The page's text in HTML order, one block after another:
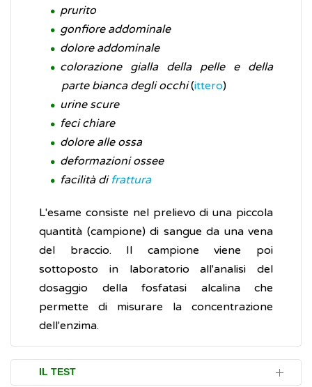
prurito
gonfiore addominale
dolore addominale
colorazione gialla della pelle e della
parte bianca degli occhi(ittero)
urine scure
feci chiare
dolore alle ossa
deformazioni ossee
facilità di frattura
L'esame consiste nel prelievo di una piccola
quantità (campione) di sangue da una vena
del braccio. Il campione viene poi
sottoposto in laboratorio all'analisi del
dosaggio della fosfatasi alcalina che
permette di misurare la concentrazione
dell'enzima.
IL TEST